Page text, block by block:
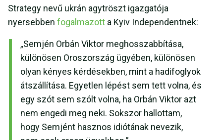
Strategy nevű ukrán agytröszt igazgatója
nyersebben fogalmazott a Kyiv Independentnek:
„Semjén Orbán Viktor meghosszabbítása,
különösen Oroszország ügyében, különösen
olyan kényes kérdésekben, mint a hadifoglyok
átszállítása. Egyetlen lépést sem tett volna, és
egy szót sem szólt volna, ha Orbán Viktor azt
nem engedi meg neki. Sokszor hallottam,
hogy Semjént hasznos idiótának nevezik,